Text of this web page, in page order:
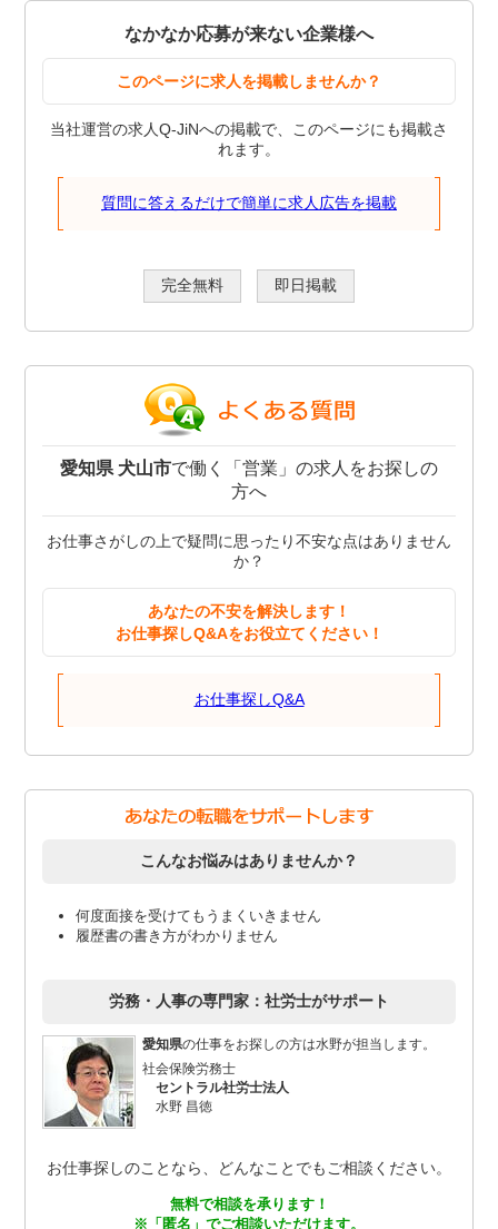
なかなか応募が来ない企業様へ
このページに求人を掲載しませんか？
当社運営の求人Q-JiNへの掲載で、このページにも掲載さ
れます。
質問に答えるだけで簡単に求人広告を掲載
完全無料 即日掲載
愛知県 犬山市で働く「営業」の求人をお探しの
方へ
お仕事さがしの上で疑問に思ったり不安な点はありません
か？
あなたの不安を解決します！
お仕事探しQ&Aをお役立てください！
お仕事探しQ&A
こんなお悩みはありませんか？
何度面接を受けてもうまくいきません
履歴書の書き方がわかりません
労務・人事の専門家：社労士がサポート
愛知県の仕事をお探しの方は水野が担当します。
社会保険労務士
セントラル社労士法人
水野 昌徳
お仕事探しのことなら、どんなことでもご相談ください。
無料で相談を承ります！
※「匿名」でご相談いただけます。